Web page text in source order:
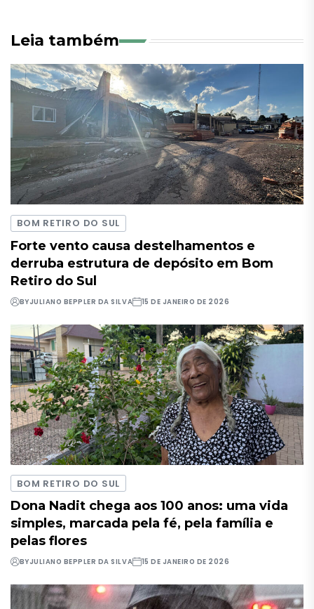
Leia também
BOM RETIRO DO SUL
Forte vento causa destelhamentos e
derruba estrutura de depósito em Bom
Retiro do Sul
BYJULIANO BEPPLER DA SILVA 15 DE JANEIRO DE 2026
BOM RETIRO DO SUL
Dona Nadit chega aos 100 anos: uma vida
simples, marcada pela fé, pela família e
pelas flores
BYJULIANO BEPPLER DA SILVA 15 DE JANEIRO DE 2026